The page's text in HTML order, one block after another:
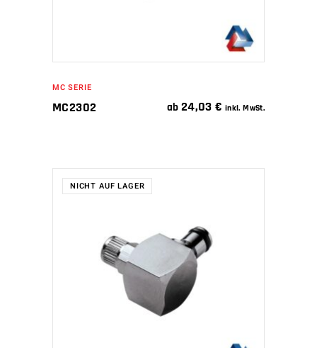
MC SERIE
MC2302 ab 24,03€ inkl. MwSt.
NICHT AUF LAGER
WEITERLESEN